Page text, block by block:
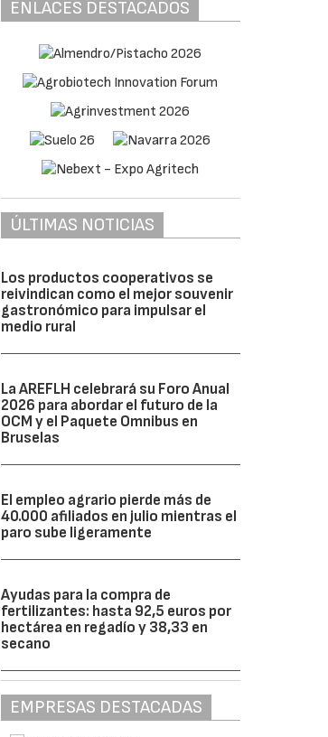
ENLACES DESTACADOS
ÚLTIMAS NOTICIAS
Los productos cooperativos se
reivindican como el mejor souvenir
gastronómico para impulsar el
medio rural
La AREFLH celebrará su Foro Anual
2026 para abordar el futuro de la
OCM y el Paquete Omnibus en
Bruselas
El empleo agrario pierde más de
40.000 afiliados en julio mientras el
paro sube ligeramente
Ayudas para la compra de
fertilizantes: hasta 92,5 euros por
hectárea en regadío y 38,33 en
secano
EMPRESAS DESTACADAS